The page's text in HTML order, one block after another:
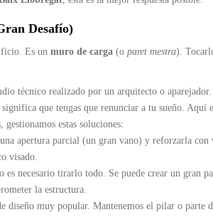
Desafío)
Es un muro de carga (o paret mestra).
técnico realizado por un arquitecto o aparejador.
que tengas que renunciar a tu sueño. Aquí
gestionamos estas soluciones:
apertura parcial (un gran vano) y reforzarla
visado.
es necesario tirarlo todo. Se puede crear un gran
la estructura.
diseño muy popular. Mantenemos el pilar o parte